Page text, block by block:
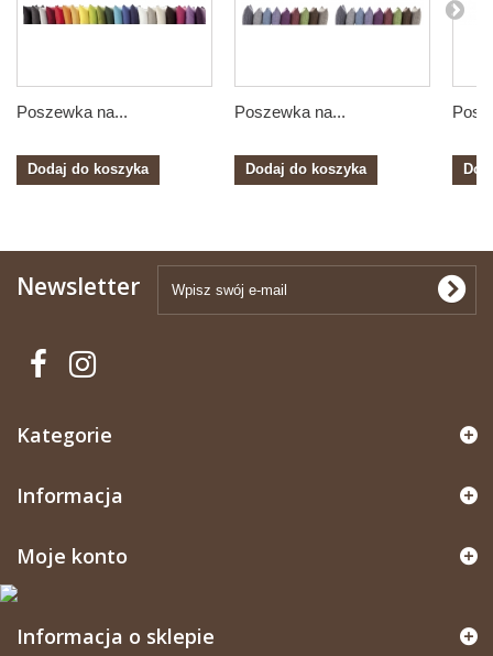
Poszewka na...
Dodaj do koszyka
Poszewka na...
Dodaj do koszyka
Newsletter
Kategorie
Informacja
Moje konto
Informacja o sklepie